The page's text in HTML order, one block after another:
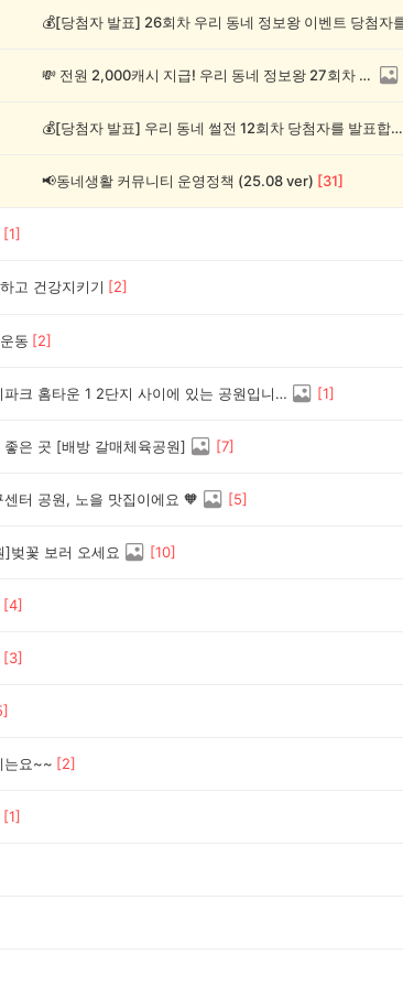
💸 전원 2,000캐시 지급! 우리 동네 정보왕 27회차 (~8/10)
💰[당첨자 발표] 우리 동네 썰전 12회차 당첨자를 발표합니다!
📢동네생활 커뮤니티 운영정책 (25.08 ver) [31]
[1]
고 건강지키기 [2]
동 [2]
현대 아이파크 홈타운 1 2단지 사이에 있는 공원입니다. [1]
좋은 곳 [배방 갈매체육공원] [7]
센터 공원, 노을 맛집이에요 🧡 [5]
]벚꽃 보러 오세요 [10]
[4]
[3]
]
는요~~ [2]
[1]